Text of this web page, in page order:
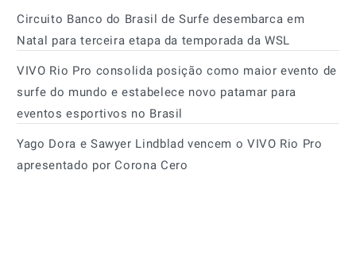
Circuito Banco do Brasil de Surfe desembarca em
Natal para terceira etapa da temporada da WSL
VIVO Rio Pro consolida posição como maior evento de
surfe do mundo e estabelece novo patamar para
eventos esportivos no Brasil
Yago Dora e Sawyer Lindblad vencem o VIVO Rio Pro
apresentado por Corona Cero